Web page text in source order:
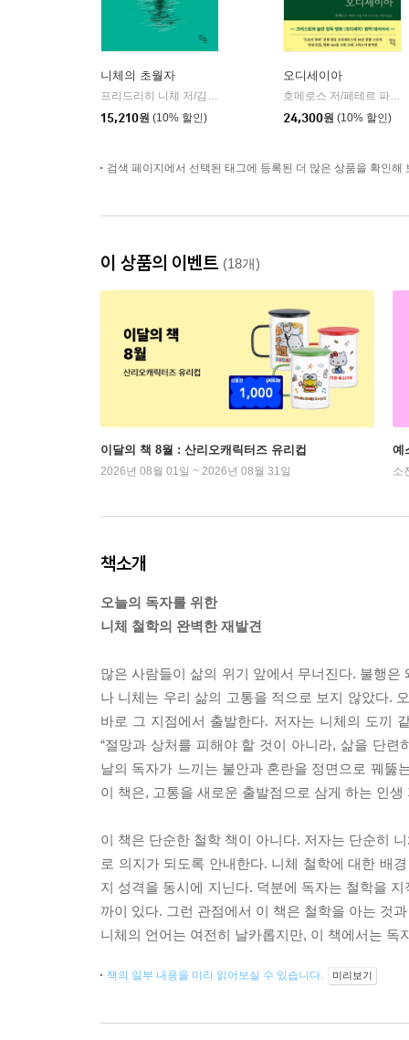
니체의 초월자
프리드리히 니체 저/김철 편역
15,210원 (10% 할인)
오디세이아
호메로스 저/페테르 파울 루벤스 그림/박문재 역
24,300원 (10% 할인)
검색 페이지에서 선택된 태그에 등록된 더 많은 상품을 확인해
이 상품의 이벤트 (18개)
이달의 책 8월 : 산리오캐릭터즈 유리컵
2026년 08월 01일 ~ 2026년 08월 31일
예
소
책소개
오늘의 독자를 위한
니체 철학의 완벽한 재발견
많은 사람들이 삶의 위기 앞에서 무너진다. 불행
나 니체는 우리 삶의 고통을 적으로 보지 않았다.
바로 그 지점에서 출발한다. 저자는 니체의 도끼
“절망과 상처를 피해야 할 것이 아니라, 삶을 단
날의 독자가 느끼는 불안과 혼란을 정면으로 꿰뚫
이 책은, 고통을 새로운 출발점으로 삼게 하는 인생
이 책은 단순한 철학 책이 아니다. 저자는 단순히
로 의지가 되도록 안내한다. 니체 철학에 대한 배
지 성격을 동시에 지닌다. 덕분에 독자는 철학을
까이 있다. 그런 관점에서 이 책은 철학을 아는 것
니체의 언어는 여전히 날카롭지만, 이 책에서는
책의 일부 내용을 미리 읽어보실 수 있습니다. 미리보기